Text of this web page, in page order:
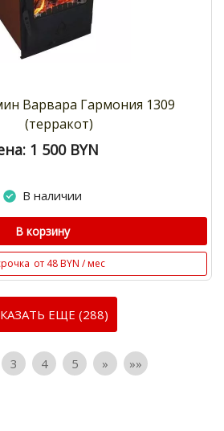
Варвара Гармония 1309
(терракот)
1 500 BYN
В наличии
В корзину
от 48 BYN / мес
ЕЩЕ (288)
3 4 5 » »»